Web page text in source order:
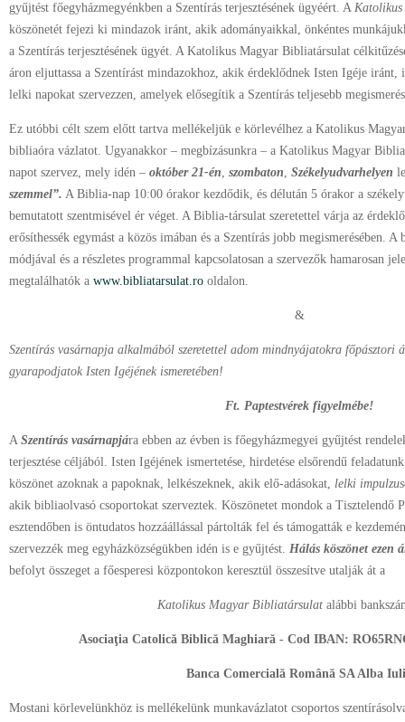
gyűjtést főegyházmegyénkben a Szentírás terjesztésének ügyéért. A
köszönetét fejezi ki mindazok iránt, akik adományaikkal, önkéntes
a Szentírás terjesztésének ügyét. A Katolikus Magyar Bibliatársulat
áron eljuttassa a Szentírást mindazokhoz, akik érdeklődnek Isten Igéje
lelki napokat szervezzen, amelyek elősegítik a Szentírás teljesebb
Ez utóbbi célt szem előtt tartva mellékeljük e körlevélhez a Katolikus
bibliaóra vázlatot. Ugyanakkor – megbízásunkra – a Katolikus Magyar
napot szervez, mely idén – október 21-én, szombaton, Székelyudvarhelyen
szemmel”. A Biblia-nap 10:00 órakor kezdődik, és délután 5 órakor a
bemutatott szentmisével ér véget. A Biblia-társulat szeretettel várja az
erősíthessék egymást a közös imában és a Szentírás jobb megismerésében.
módjával és a részletes programmal kapcsolatosan a szervezők hamarosan
megtalálhatók a www.bibliatarsulat.ro oldalon.
&
Szentírás vasárnapja alkalmából szeretettel adom mindnyájatokra főpásztori
gyarapodjatok Isten Igéjének ismeretében!
Ft. Paptestvérek figyelmébe!
A Szentírás vasárnapjára ebben az évben is főegyházmegyei gyűjtést
terjesztése céljából. Isten Igéjének ismertetése, hirdetése elsőrendű
köszönet azoknak a papoknak, lelkészeknek, akik elő-adásokat, lelki
akik bibliaolvasó csoportokat szerveztek. Köszönetet mondok a Tisztelendő
esztendőben is öntudatos hozzáállással pártolták fel és támogatták e
szervezzék meg egyházközségükben idén is e gyűjtést. Hálás köszönet ezen
befolyt összeget a főesperesi központokon keresztül összesítve utalják át a
Katolikus Magyar Bibliatársulatalábbi
Asociaţia Catolică Biblică Maghiară - Cod IBAN:
Banca Comercială Română SA Alba
Mostani körlevelünkhöz is mellékelünk munkavázlatot csoportos